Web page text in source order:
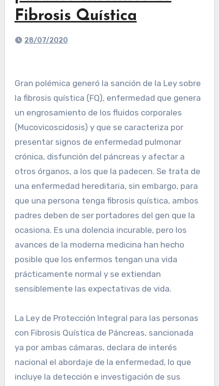
Fibrosis Quística
28/07/2020
Gran polémica generó la sanción de la Ley sobre
la fibrosis quística (FQ), enfermedad que genera
un engrosamiento de los fluidos corporales
(Mucovicoscidosis) y que se caracteriza por
presentar signos de enfermedad pulmonar
crónica, disfunción del páncreas y afectar a
otros órganos, a los que la padecen. Se trata de
una enfermedad hereditaria, sin embargo, para
que una persona tenga fibrosis quística, ambos
padres deben de ser portadores del gen que la
ocasiona. Es una dolencia incurable, pero los
avances de la moderna medicina han hecho
posible que los enfermos tengan una vida
prácticamente normal y se extiendan
sensiblemente las expectativas de vida.
La Ley de Protección Integral para las personas
con Fibrosis Quística de Páncreas, sancionada
ya por ambas cámaras, declara de interés
nacional el abordaje de la enfermedad, lo que
incluye la detección e investigación de sus